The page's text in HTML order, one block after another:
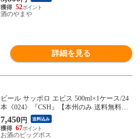
52
酒のやまや
詳細を見る
ビール サッポロ エビス 500ml×1ケース/24
本《024》『CSH』【本州のみ 送料無料】
ヱビス
7,450円 送料込み
67
お酒のビッグボス